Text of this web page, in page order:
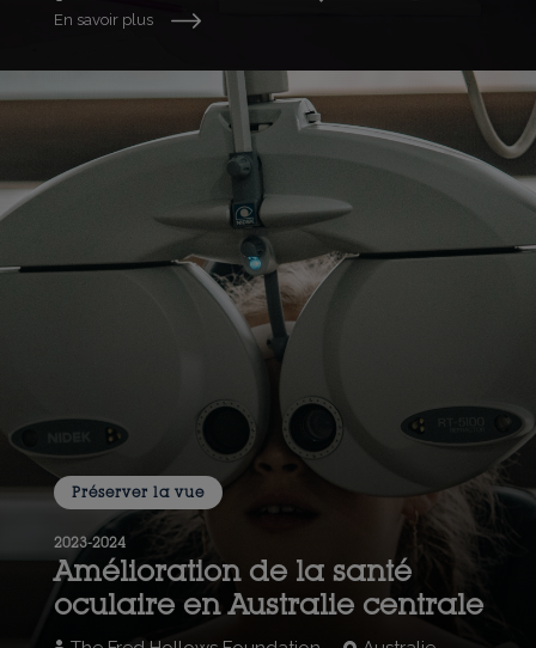
En savoir plus
Préserver la vue
2023-2024
Amélioration de la santé
oculaire en Australie centrale